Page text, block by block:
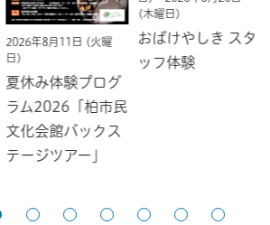
2026年8月11日 (火曜
日)
夏休み体験プログ
ラム2026「柏市民
文化会館バックス
テージツアー」
(木曜日)
おばけやしき スタ
ッフ体験